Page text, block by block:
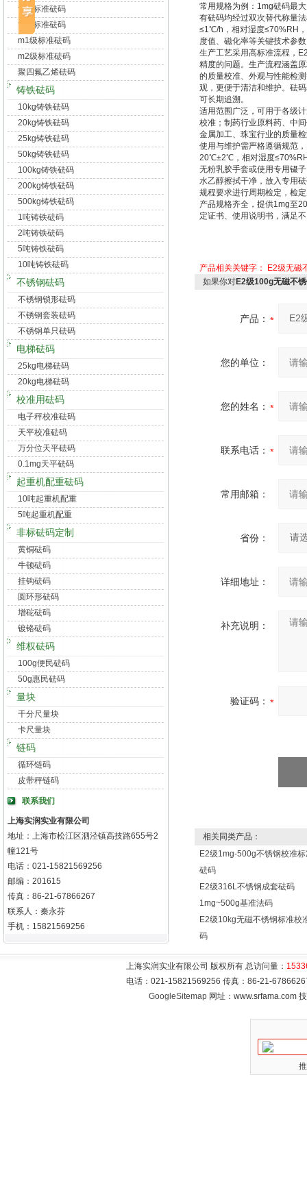
f1级标准砝码
f2级标准砝码
m1级标准砝码
m2级标准砝码
聚四氟乙烯砝码
铸铁砝码
10kg铸铁砝码
20kg铸铁砝码
25kg铸铁砝码
50kg铸铁砝码
100kg铸铁砝码
200kg铸铁砝码
500kg铸铁砝码
1吨铸铁砝码
2吨铸铁砝码
5吨铸铁砝码
10吨铸铁砝码
不锈钢砝码
不锈钢锁形砝码
不锈钢套装砝码
不锈钢单只砝码
电梯砝码
25kg电梯砝码
20kg电梯砝码
校准用砝码
电子秤校准砝码
天平校准砝码
万分位天平砝码
0.1mg天平砝码
起重机配重砝码
10吨起重机配重
5吨起重机配重
非标砝码定制
黄铜砝码
牛顿砝码
挂钩砝码
圆环形砝码
增砣砝码
镀铬砝码
维权砝码
100g便民砝码
50g惠民砝码
量块
千分尺量块
卡尺量块
链码
循环链码
皮带秤链码
联系我们
上海实润实业有限公司
地址：上海市松江区泗泾镇高技路655号2
幢121号
电话：021-15821569256
邮编：201615
传真：86-21-67866267
联系人：秦永芬
手机：15821569256
常用规格为例：1mg砝码最
有砝码均经过双次替代称量
≤1℃/h，相对湿度≤70%RH
度值、磁化率等关键技术参
生产工艺采用高标准流程，
精度的问题。生产流程涵盖
的质量校准、外观与性能检
观，更便于清洁和维护。砝
可长期追溯。
适用范围广泛，可用于各级
校准；制药行业原料药、中
金属加工、珠宝行业的质量
使用与维护需严格遵循规范
20℃±2℃，相对湿度≤70%RH
无粉乳胶手套或使用专用镊
水乙醇擦拭干净，放入专用
规程要求进行周期检定，检
产品规格齐全，提供1mg至
定证书、使用说明书，满足
产品相关关键字：
E2级无磁
如果你对E2级100g无磁不
产品：
您的单位：
您的姓名：
联系电话：
常用邮箱：
省份：
详细地址：
补充说明：
验证码：
相关同类产品：
E2级1mg-500g不锈钢校准
砝码
E2级316L不锈钢成套砝码
1mg~500g基准法码
E2级10kg无磁不锈钢标准校
码
上海实润实业有限公司 版权所有 总访问量：
电话：021-15821569256 传真：86-21-
GoogleSitemap网址：www.srfama.com